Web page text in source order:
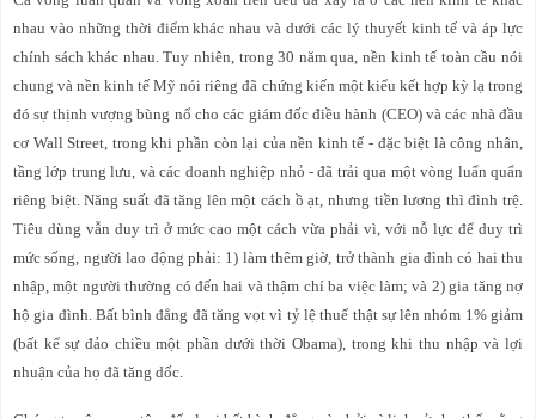
nhau vào những thời điểm khác nhau và dưới các lý thuyết kinh tế và áp lực
chính sách khác nhau. Tuy nhiên, trong 30 năm qua, nền kinh tế toàn cầu nói
chung và nền kinh tế Mỹ nói riêng đã chứng kiến một kiểu kết hợp kỳ lạ trong
đó sự thịnh vượng bùng nổ cho các giám đốc điều hành (CEO) và các nhà đầu
cơ Wall Street, trong khi phần còn lại của nền kinh tế - đặc biệt là công nhân,
tầng lớp trung lưu, và các doanh nghiệp nhỏ - đã trải qua một vòng luẩn quẩn
riêng biệt. Năng suất đã tăng lên một cách ồ ạt, nhưng tiền lương thì đình trệ.
Tiêu dùng vẫn duy trì ở mức cao một cách vừa phải vì, với nỗ lực để duy trì
mức sống, người lao động phải: 1) làm thêm giờ, trở thành gia đình có hai thu
nhập, một người thường có đến hai và thậm chí ba việc làm; và 2) gia tăng nợ
hộ gia đình. Bất bình đẳng đã tăng vọt vì tỷ lệ thuế thật sự lên nhóm 1% giảm
(bất kể sự đảo chiều một phần dưới thời Obama), trong khi thu nhập và lợi
nhuận của họ đã tăng dốc.